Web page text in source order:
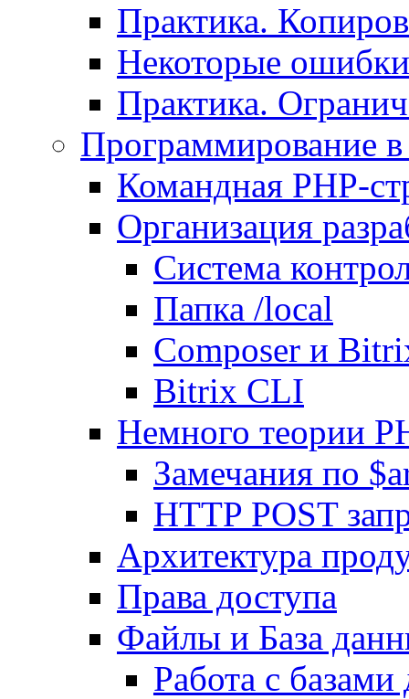
Практика.
Некоторые
Практика.
Программирование
Командная PHP-
Организация
Система
Папка /local
Composer и
Bitrix CLI
Немного теории
Замечания по
HTTP POST
Архитектура
Права доступа
Файлы и База
Работа с